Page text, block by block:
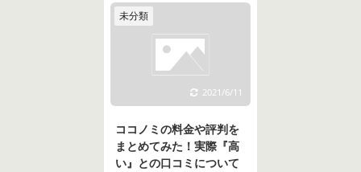
未分類
2021/6/11
ココノミの料金や評判を
まとめてみた！実際『高
い』との口コミについて